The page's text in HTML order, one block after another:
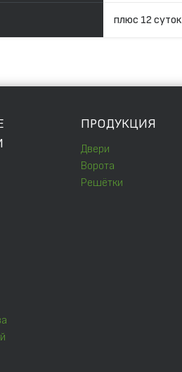
плюс 12 суток
ПРОДУКЦИЯ
Двери
Ворота
Решётки